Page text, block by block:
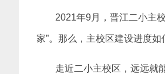
2021年9月，晋江二小主
家”。那么，主校区建设进度
走近二小主校区，远远就